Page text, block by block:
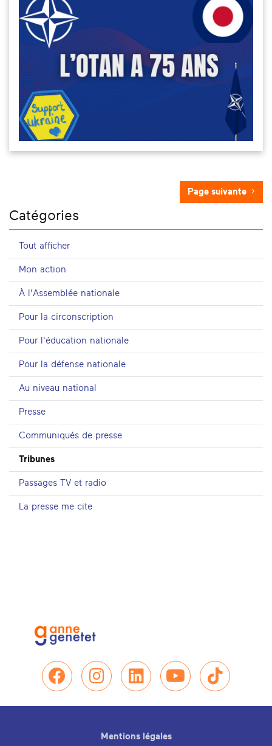
Page suivante
Catégories
Tout afficher
Mon action
À l'Assemblée nationale
Pour la circonscription
Pour l'éducation nationale
Pour la défense nationale
Au niveau national
Presse
Communiqués de presse
Tribunes
Passages TV et radio
La presse me cite
Nous retrouver sur
Nous retrouver sur
Nous retrouver
NousNous
Mentions légales